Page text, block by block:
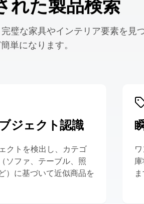
れた製品検索
璧な家具やインテリア要素を見
単になります。
ジェクト認識
クトを検出し、カテゴ
ソファ、テーブル、照
）に基づいて近似商品を
ま